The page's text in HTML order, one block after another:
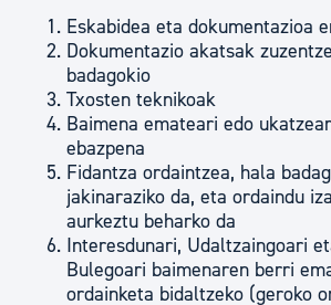
Eskabidea eta dokumentazioa
Dokumentazio akatsak
badagokio
Txosten teknikoak
Baimena emateari edo
ebazpena
Fidantza ordaintzea, hala
jakinaraziko da, eta ordaindu
aurkeztu beharko da
Interesdunari, Udaltzaingoari
Bulegoari baimenaren berri
ordainketa bidaltzeko (geroko